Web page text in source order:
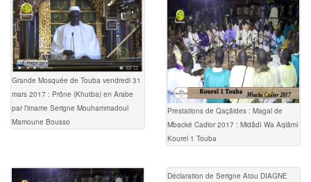
Grande Mosquée de Touba vendredi 31
mars 2017 : Prône (Khutba) en Arabe
par l’imame Serigne Mouhammadoul
Mamoune Bousso
Prestations de Qaçâides : Magal de
Mbacké Cadior 2017 : Midâdî Wa Aqlâmî
Kourel 1 Touba
Déclaration de Serigne Atou DIAGNE